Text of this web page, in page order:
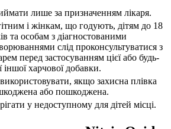
лише за призначенням лікаря.
і жінкам, що годують, дітям до 18
та особам з діагностованими
слід проконсультуватися з
перед застосуванням цієї або будь-
іншої харчової добавки.
якщо захисна плівка
або пошкоджена.
у недоступному для дітей місці.